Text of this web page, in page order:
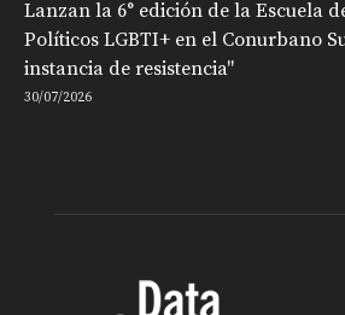
Lanzan la 6° edición de la Escuela
Políticos LGBTI+ en el Conurbano
instancia de resistencia"
30/07/2026